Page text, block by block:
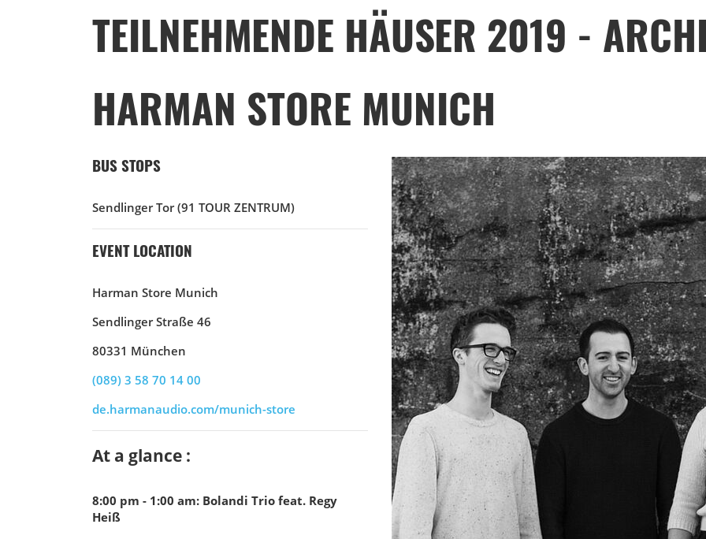
TEILNEHMENDE HÄUSER 2019 -
HARMAN STORE MUNICH
BUS STOPS
Sendlinger Tor (91 TOUR ZENTRUM)
EVENT LOCATION
Harman Store Munich
Sendlinger Straße 46
80331 München
(089) 3 58 70 14 00
de.harmanaudio.com/munich-store
At a glance :
8:00 pm - 1:00 am: Bolandi Trio feat. Regy
Heiß